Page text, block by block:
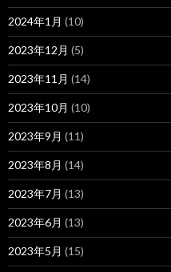
2024年1月 (10)
2023年12月 (5)
2023年11月 (14)
2023年10月 (10)
2023年9月 (11)
2023年8月 (14)
2023年7月 (13)
2023年6月 (13)
2023年5月 (15)